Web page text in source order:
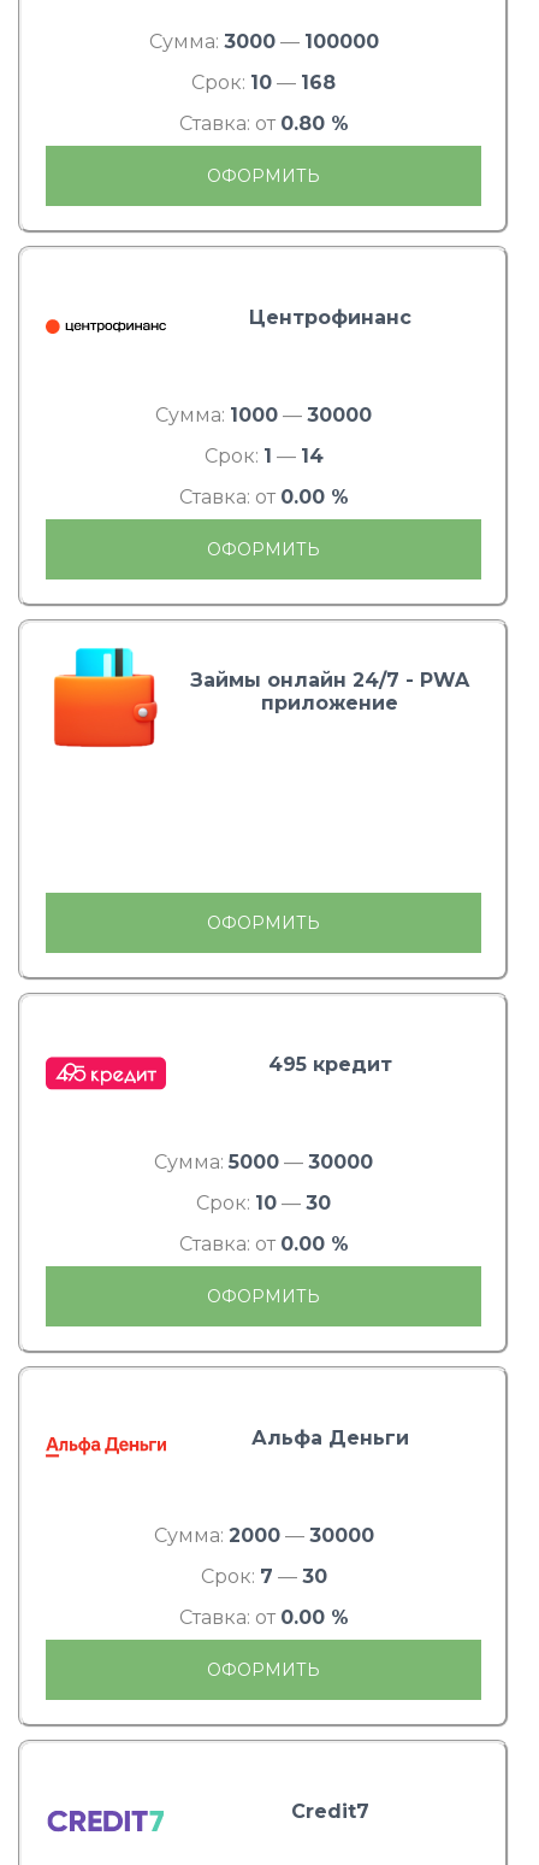
Сумма: 3000— 100000
Срок: 10 — 168
Ставка: от 0.80 %
ОФОРМИТЬ
Центрофинанс
Сумма: 1000 — 30000
Срок: 1 — 14
Ставка: от 0.00 %
ОФОРМИТЬ
Займы онлайн 24/7 - PWA
приложение
ОФОРМИТЬ
495 кредит
Сумма: 5000 — 30000
Срок: 10 — 30
Ставка: от 0.00 %
ОФОРМИТЬ
Альфа Деньги
Сумма: 2000— 30000
Срок: 7 — 30
Ставка: от 0.00 %
ОФОРМИТЬ
Credit7